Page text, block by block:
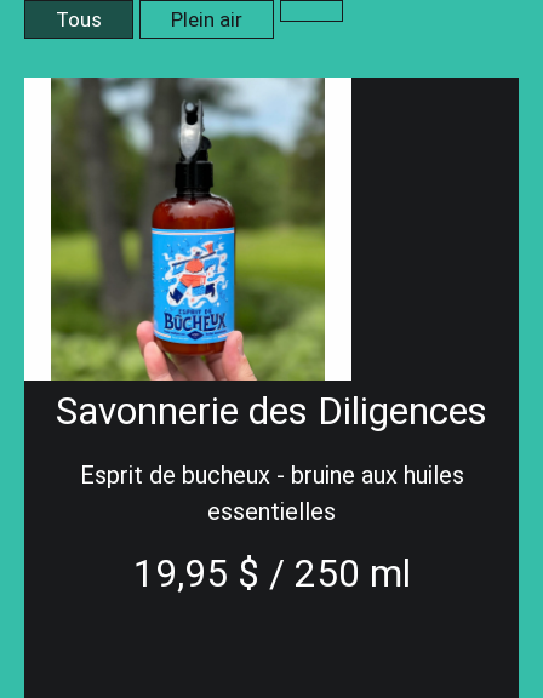
Tous Plein air
Savonnerie des Diligences
Esprit de bucheux - bruine aux huiles
essentielles
19,95 $ / 250 ml